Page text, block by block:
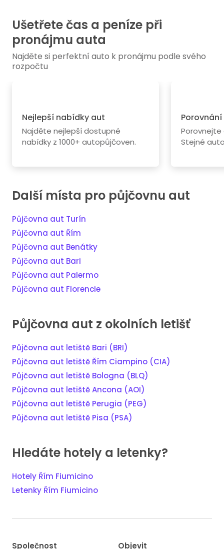
Ušetřete čas a peníze při
pronájmu auta
Najděte si perfektní auto k pronájmu podle svého
rozpočtu
Nejlepší nabídky aut
Najděte nejlepší dostupné
nabídky z 1000+ autopůjčoven.
Stejné
Další místa pro půjčovnu aut
Půjčovna aut Turín
Půjčovna aut Řím
Půjčovna aut Benátky
Půjčovna aut Bari
Půjčovna aut Palermo
Půjčovna aut Florencie
Půjčovna aut z okolních letišť
Půjčovna aut letiště Bari (BRI)
Půjčovna aut letiště Řím Ciampino (CIA)
Půjčovna aut letiště Bologna (BLQ)
Půjčovna aut letiště Ancona (AOI)
Půjčovna aut letiště Perugia (PEG)
Půjčovna aut letiště Pisa (PSA)
Hledáte hotely a letenky?
Hotely Řím Fiumicino
Letenky Řím Fiumicino
Společnost Objevit